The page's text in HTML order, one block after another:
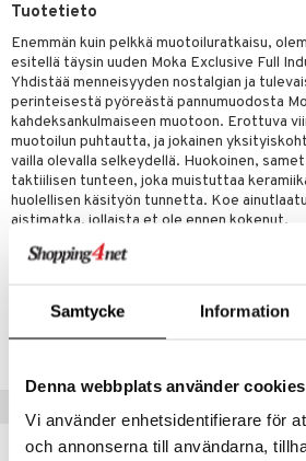
Samtycke Information
Denna webbplats använder cookies
Vi använder enhetsidentifierare för
och annonserna till användarna,
Tuotetieto
Enemmän kuin pelkkä muotoiluratkaisu,
esitellä täysin uuden Moka Exclusive Full
Yhdistää menneisyyden nostalgian ja
perinteisestä pyöreästä pannumuodosta
kahdeksankulmaiseen muotoon. Erottuva
muotoilun puhtautta, ja jokainen
vailla olevalla selkeydellä. Huokoinen,
taktiilisen tunteen, joka muistuttaa
huolellisen käsityön tunnetta. Koe
aistimatka, jollaista et ole ennen kokenut.
Koko: 6 kuppia 270 ml
Tuotenumero
IUD20-6-DES
& Peitot
& Korit
& Veistokset
Art
& Lyhdyt
& Hyllyt
& Koukut
& Korit
tekstiilit
tekstiilit
& Tyynyliinat
hyönteissuoja
ruokinta
& Lyhdyt
& vastauksia